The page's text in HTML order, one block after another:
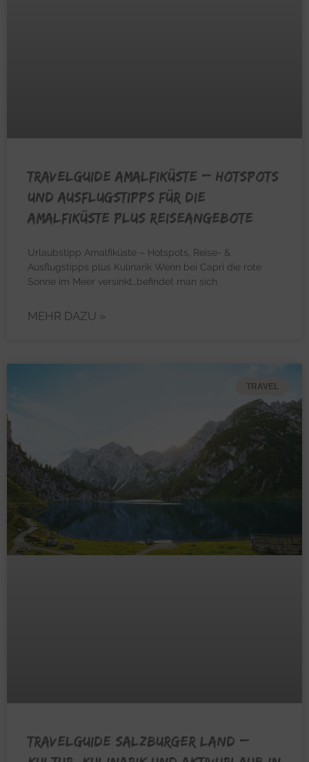
TRAVELGUIDE AMALFIKÜSTE – Hotspots
und Ausflugstipps für die
Amalfiküste plus Reiseangebote
Urlaubstipp Amalfiküste – Hotspots, Reise- &
Ausflugstipps plus Kulinarik Wenn bei Capri die rote
Sonne im Meer versinkt…befindet man sich
MEHR DAZU »
TRAVEL
TRAVELGUIDE SALZBURGER LAND –